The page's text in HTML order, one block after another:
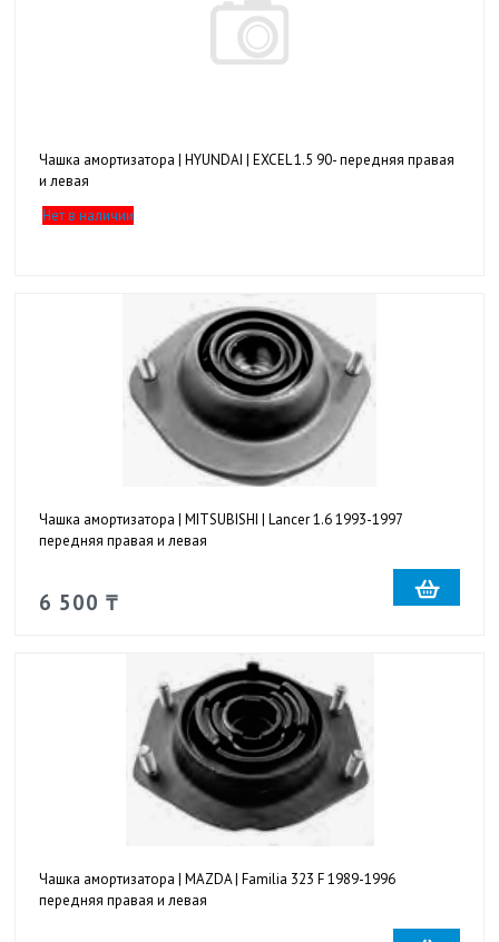
Чашка амортизатора | HYUNDAI | EXCEL 1.5 90- передняя правая
и левая
Нет в наличии
Чашка амортизатора | MITSUBISHI | Lancer 1.6 1993-1997
передняя правая и левая
6 500 ₸
Чашка амортизатора | MAZDA | Familia 323 F 1989-1996
передняя правая и левая